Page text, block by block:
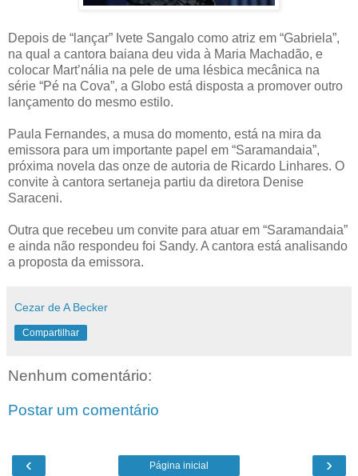
Depois de “lançar” Ivete Sangalo como atriz em “Gabriela”,
na qual a cantora baiana deu vida à Maria Machadão, e
colocar Mart’nália na pele de uma lésbica mecânica na
série “Pé na Cova”, a Globo está disposta a promover outro
lançamento do mesmo estilo.
Paula Fernandes, a musa do momento, está na mira da
emissora para um importante papel em “Saramandaia”,
próxima novela das onze de autoria de Ricardo Linhares. O
convite à cantora sertaneja partiu da diretora Denise
Saraceni.
Outra que recebeu um convite para atuar em “Saramandaia”
e ainda não respondeu foi Sandy. A cantora está analisando
a proposta da emissora.
Cezar de A Becker
Compartilhar
Nenhum comentário:
Postar um comentário
‹ ›
Página inicial